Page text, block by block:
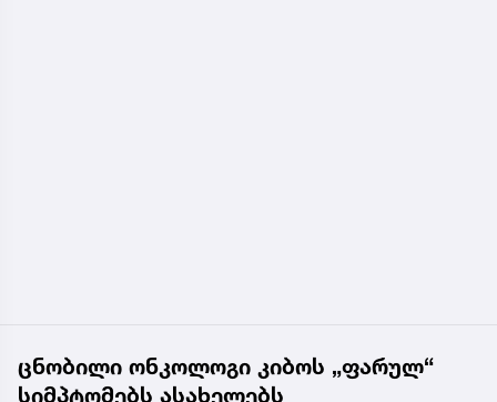
ცნობილი ონკოლოგი კიბოს „ფარულ“
სიმპტომებს ასახელებს